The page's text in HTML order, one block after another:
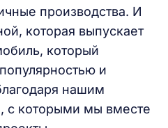
производства. И
которая выпускает
который
и
нашим
с которыми мы вместе